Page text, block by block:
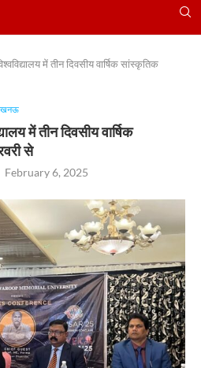
में तीन दिवसीय वार्षिक सांस्कृतिक
में तीन दिवसीय वार्षिक
से
February 6, 2025